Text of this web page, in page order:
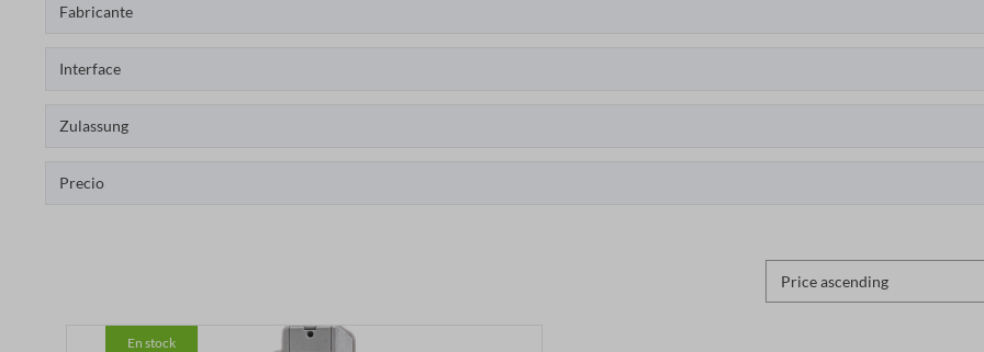
Fabricante
Interface
Zulassung
Precio
En stock